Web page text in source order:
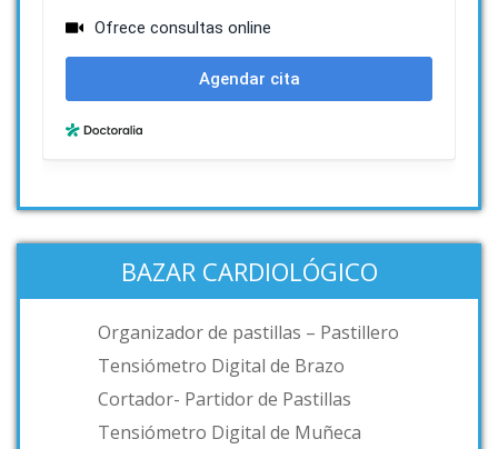
BAZAR CARDIOLÓGICO
Organizador de pastillas – Pastillero
Tensiómetro Digital de Brazo
Cortador- Partidor de Pastillas
Tensiómetro Digital de Muñeca